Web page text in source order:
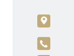
c
A